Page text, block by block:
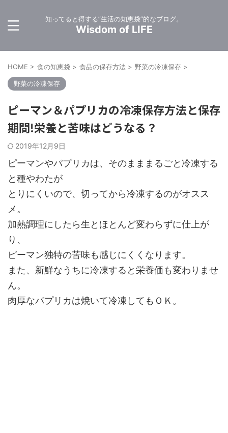
知ってると得する”生活の知恵袋”的なブログ。
Wisdom of LIFE
HOME > 食の知恵袋 > 食品の保存方法 > 野菜の冷凍保存 >
野菜の冷凍保存
ピーマン＆パプリカの冷凍保存方法と保存
期間!栄養と苦味はどうなる？
2019年12月9日
ピーマンやパプリカは、そのまままるごと冷凍する
と種やわたが
とりにくいので、切ってから冷凍するのがオスス
メ。
加熱調理にしたら生とほとんど変わらずに仕上が
り、
ピーマン独特の苦味も感じにくくなります。
また、新鮮なうちに冷凍すると栄養価も変わりませ
ん。
肉厚なパプリカは焼いて冷凍してもＯＫ。